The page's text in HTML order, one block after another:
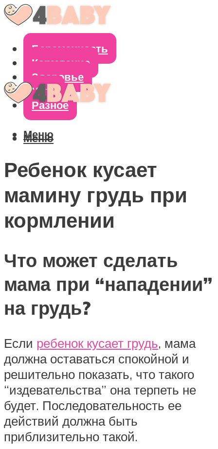
Беременность
Кормление
Здоровье
Уход
Разное
Меню
Меню
Ребенок кусает
мамину грудь при
кормлении
Что может сделать
мама при “нападении”
на грудь?
Если ребенок кусает грудь, мама
должна оставаться спокойной и
решительно показать, что такого
“издевательства” она терпеть не
будет. Последовательность ее
действий должна быть
приблизительно такой.